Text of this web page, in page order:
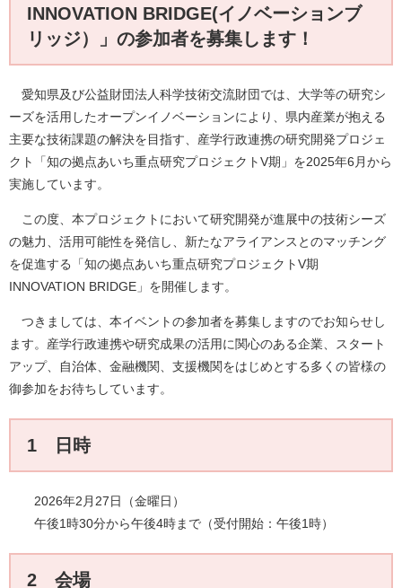
INNOVATION BRIDGE(イノベーションブ
リッジ）」の参加者を募集します！
愛知県及び公益財団法人科学技術交流財団では、大学等の研究シ
ーズを活用したオープンイノベーションにより、県内産業が抱える
主要な技術課題の解決を目指す、産学行政連携の研究開発プロジェ
クト「知の拠点あいち重点研究プロジェクトV期」を2025年6月から
実施しています。
この度、本プロジェクトにおいて研究開発が進展中の技術シーズ
の魅力、活用可能性を発信し、新たなアライアンスとのマッチング
を促進する「知の拠点あいち重点研究プロジェクトV期
INNOVATION BRIDGE」を開催します。
つきましては、本イベントの参加者を募集しますのでお知らせし
ます。産学行政連携や研究成果の活用に関心のある企業、スタート
アップ、自治体、金融機関、支援機関をはじめとする多くの皆様の
御参加をお待ちしています。
1 日時
2026年2月27日（金曜日）
午後1時30分から午後4時まで（受付開始：午後1時）
2 会場